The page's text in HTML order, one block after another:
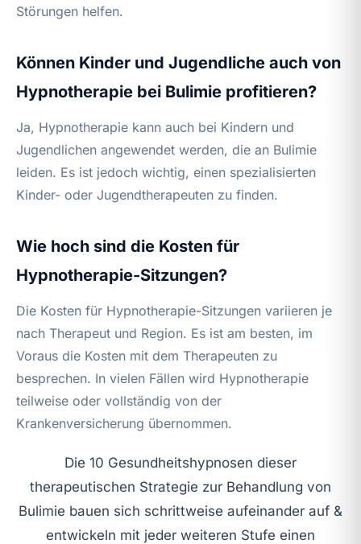
Störungen helfen.
Können Kinder und Jugendliche auch von
Hypnotherapie bei Bulimie profitieren?
Ja, Hypnotherapie kann auch bei Kindern und
Jugendlichen angewendet werden, die an Bulimie
leiden. Es ist jedoch wichtig, einen spezialisierten
Kinder- oder Jugendtherapeuten zu finden.
Wie hoch sind die Kosten für
Hypnotherapie-Sitzungen?
Die Kosten für Hypnotherapie-Sitzungen variieren je
nach Therapeut und Region. Es ist am besten, im
Voraus die Kosten mit dem Therapeuten zu
besprechen. In vielen Fällen wird Hypnotherapie
teilweise oder vollständig von der
Krankenversicherung übernommen.
Die 10 Gesundheitshypnosen dieser
therapeutischen Strategie zur Behandlung von
Bulimie bauen sich schrittweise aufeinander auf &
entwickeln mit jeder weiteren Stufe einen